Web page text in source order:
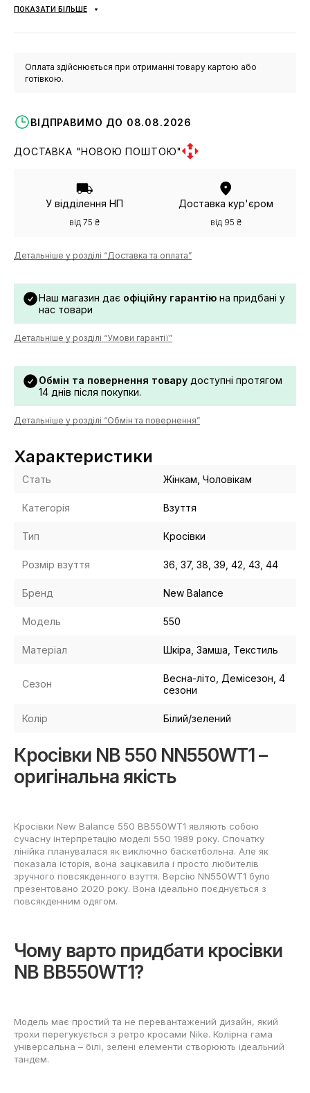
ПОКАЗАТИ БІЛЬШЕ
Оплата здійснюється при отриманні товару картою або
готівкою.
ВІДПРАВИМО ДО 08.08.2026
ДОСТАВКА "НОВОЮ ПОШТОЮ"
У відділення НП
від 75 ₴
Доставка кур'єром
від 95 ₴
Детальніше у розділі “Доставка та оплата”
Наш магазин дає офіційну гарантію на придбані у
нас товари
Детальніше у розділі “Умови гарантії”
Обмін та повернення товару доступні протягом
14 днів після покупки.
Детальніше у розділі “Обмін та повернення”
Характеристики
Стать Жінкам, Чоловікам
Категорія Взуття
Тип Кросівки
Розмір взуття 36, 37, 38, 39, 42, 43, 44
Бренд New Balance
Модель 550
Матеріал Шкіра, Замша, Текстиль
Сезон
Весна-літо, Демісезон, 4
сезони
Колір Білий/зелений
Кросівки NB 550 NN550WT1 –
оригінальна якість
Кросівки New Balance 550 BB550WT1 являють собою
сучасну інтерпретацію моделі 550 1989 року. Спочатку
лінійка планувалася як виключно баскетбольна. Але як
показала історія, вона зацікавила і просто любителів
зручного повсякденного взуття. Версію NN550WT1 було
презентовано 2020 року. Вона ідеально поєднується з
повсякденним одягом.
Чому варто придбати кросівки
NB BB550WT1?
Модель має простий та не перевантажений дизайн, який
трохи перегукується з ретро кросами Nike. Колірна гама
універсальна – білі, зелені елементи створюють ідеальний
тандем.